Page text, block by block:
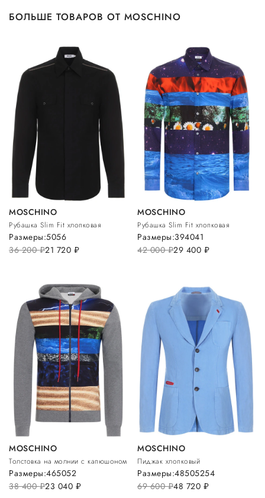
БОЛЬШЕ ТОВАРОВ ОТ MOSCHINO
MOSCHINO
Рубашка Slim Fit хлопковая
36 200руб.21 720 руб.
Размеры:5056
MOSCHINO
Рубашка Slim Fit хлопковая
42 000руб.29 400 руб.
Размеры:394041
MOSCHINO
Толстовка на молнии с капюшоном
38 400руб.23 040 руб.
Размеры:465052
MOSCHINO
Пиджак хлопковый
69 600руб.48 720 руб.
Размеры:48505254